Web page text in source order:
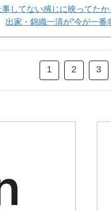
事してない感じに映って
出家・錦織一清が“今が一番
1 2 3